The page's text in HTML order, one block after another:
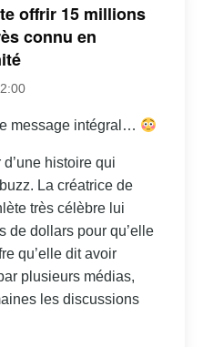
offrir 15 millions
connu en
message intégral…
histoire qui
La créatrice de
très célèbre lui
de dollars pour qu’elle
qu’elle dit avoir
plusieurs médias,
les discussions